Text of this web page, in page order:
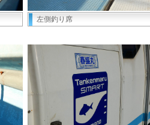
左側釣り席